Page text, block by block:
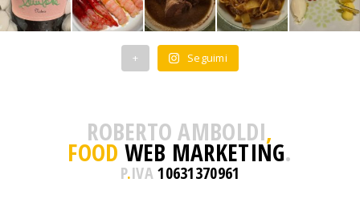
+ Seguimi
ROBERTO AMBOLDI,
FOOD WEB MARKETING.
P.IVA10631370961